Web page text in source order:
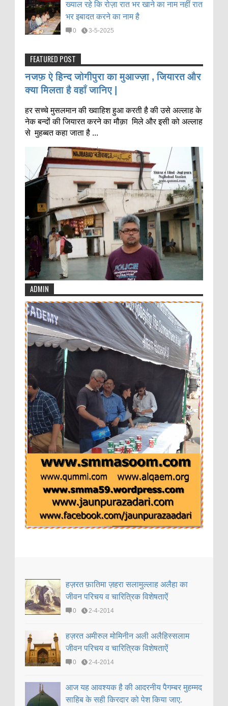
ख्याल रहे कि रोज़ा रात भर खाने का नाम नहीं रात
भर इबादत करने का नाम है
0 3-5-2025
FEATURED POST
नजफ़ ऐ हिन्द जोगीपुरा का मुआज्ज़ा , जियारत और
क्या मिलता है वहाँ जानिए |
हर सच्चे मुसलमान की ख्वाहिश हुआ करती है की उसे अल्लाह के
नेक बन्दों की जियारत करने का मौक़ा मिले और इसी को अल्लाह
से मुहब्बत कहा जाता है ...
ADMIN
हज़रत फ़ातिमा ज़हरा सलामुल्लाह अलैहा का
जीवन परिचय व चारित्रिक विशेषताऐं
0 2-4-2014
हज़रत अमीरुल मोमिनीन अली अलैहिस्सलाम
जीवन परिचय व चारित्रिक विशेषताऐं
0 2-4-2014
आज यह आवश्यक है की आदरनीय पैगम्बर मुहम्मद
साहिब के सही किरदार को पेश किया जाए.